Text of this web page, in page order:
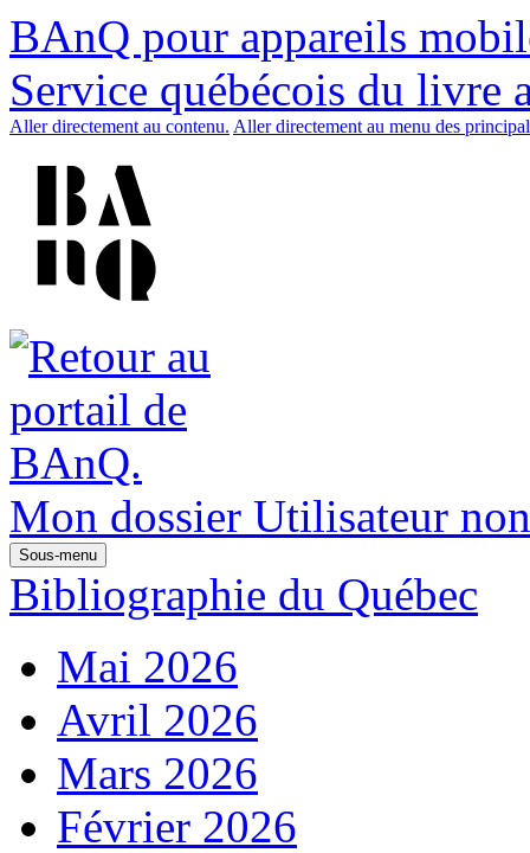
BAnQ pour appareils
Service québécois du livre
Aller directement au contenu. Aller directement au menu des
Mon dossier Utilisateur
Sous-menu
Bibliographie du Québec
Mai 2026
Avril 2026
Mars 2026
Février 2026